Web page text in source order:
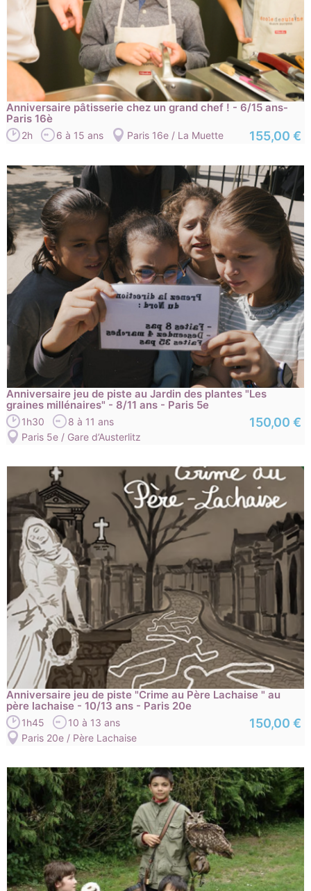
Anniversaire pâtisserie chez un grand chef ! - 6/15 ans-
Paris 16è
2h 6 à 15 ans Paris 16e / La Muette 155,00 €
Anniversaire jeu de piste au Jardin des plantes "Les
graines millénaires" - 8/11 ans - Paris 5e
1h30
8 à 11 ans
Paris 5e / Gare d’Austerlitz
150,00 €
Anniversaire jeu de piste "Crime au Père Lachaise " au
père lachaise - 10/13 ans - Paris 20e
1h45
10 à 13 ans
Paris 20e / Père Lachaise
150,00 €